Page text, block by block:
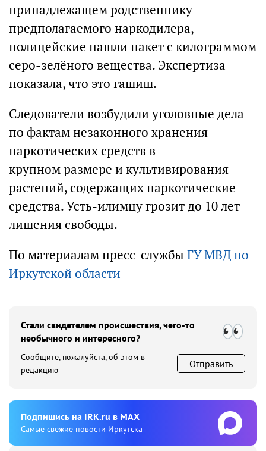
принадлежащем родственнику
предполагаемого наркодилера,
полицейские нашли пакет с килограммом
серо-зелёного вещества. Экспертиза
показала, что это гашиш.
Следователи возбудили уголовные дела
по фактам незаконного хранения
наркотических средств в
крупном размере и культивирования
растений, содержащих наркотические
средства. Усть-илимцу грозит до 10 лет
лишения свободы.
По материалам пресс-службы ГУ МВД по
Иркутской области
Стали свидетелем происшествия, чего-то
необычного и интересного?
Сообщите, пожалуйста, об этом в
редакцию
Отправить
Подпишиcь на IRK.ru в MAX
Cамые свежие новости Иркутска